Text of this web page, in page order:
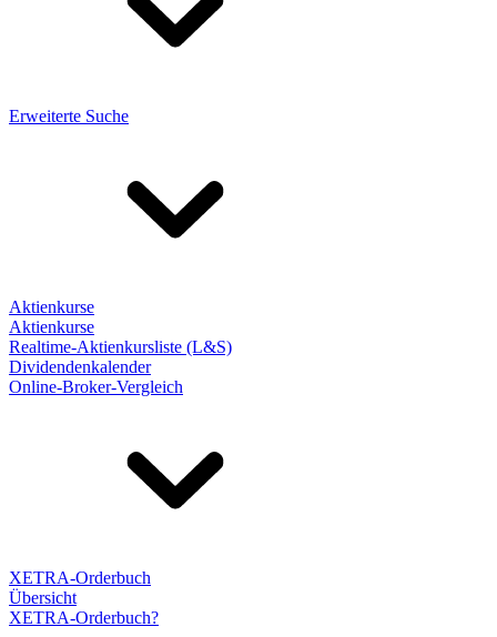
Erweiterte Suche
Aktienkurse
Aktienkurse
Realtime-Aktienkursliste (L&S)
Dividendenkalender
Online-Broker-Vergleich
XETRA-Orderbuch
Übersicht
XETRA-Orderbuch?